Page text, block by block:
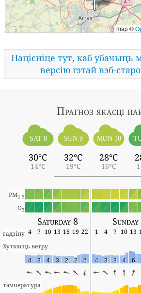
map ©
Націсніце тут, каб убачыць
версію гэтай вэб-
Прагноз якасці
SAT 8
30°C
14°C
SUN 9
32°C
19°C
MON 10
28°C
16°C
PM2.5
O3
Saturday 8 Sunday
гадзіну 4 7 10 13 16 19 22 1 4 7 10 13
Хуткасць ветру
4 3 4 3 2 2 5 4 3 3 4 6
тэмпература